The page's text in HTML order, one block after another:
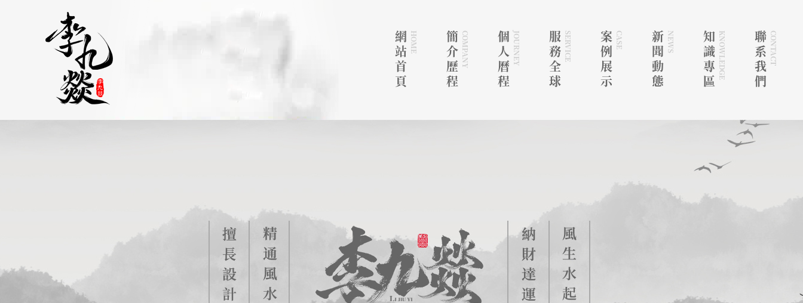
網站首頁 HOME 簡介歷程COMPANY 個人曆程JOURNEY 服務全球SERVICE 案例展示 CASE 新聞動態NEWS 知識專區KNOWLEDGE 聯系我們CONTACT